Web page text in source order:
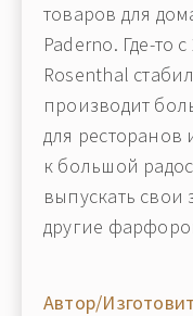
товаров для
Paderno. Где-то
Rosenthal
производит
для ресторанов
к большой
выпускать свои
другие
Автор/